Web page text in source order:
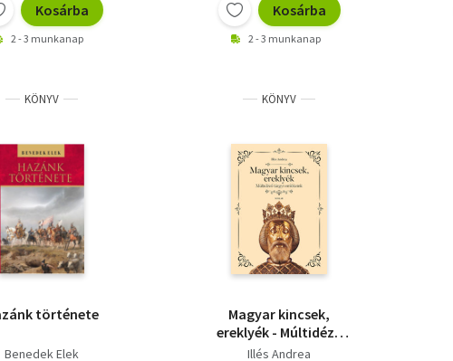
Kosárba
2 - 3 munkanap
Kosárba
2 - 3 munkanap
KÖNYV
története
Benedek Elek
KÖNYV
Magyar kincsek,
ereklyék - Múltidéző
tárgyi emlékeink
Illés Andrea